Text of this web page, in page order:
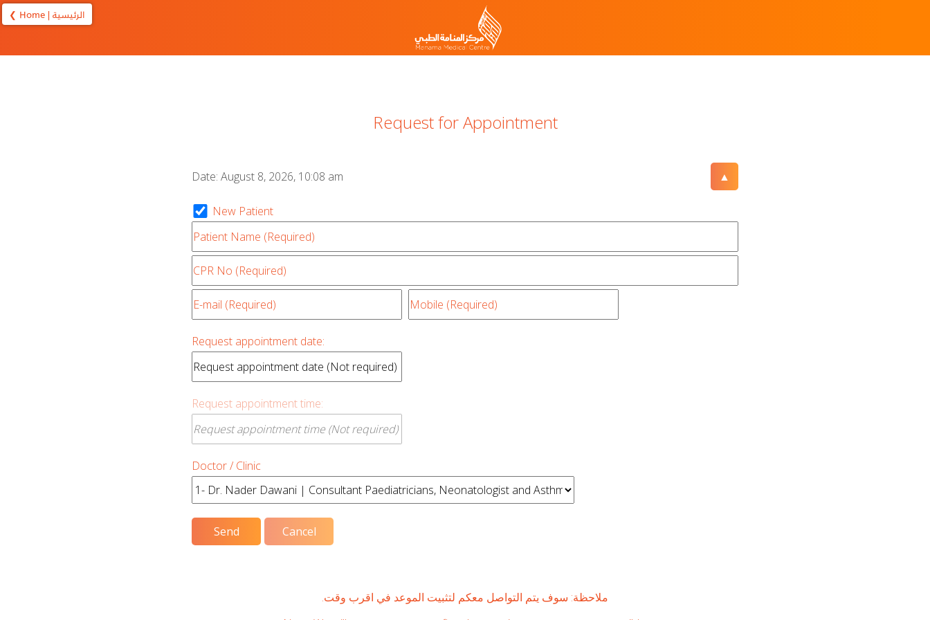
❮ Home | الرئيسية
Request for Appointment
New Patient
Request appointment date:
Request appointment time:
Doctor / Clinic
ملاحظة: سوف يتم التواصل معكم لتثبيت الموعد في اقرب وقت.